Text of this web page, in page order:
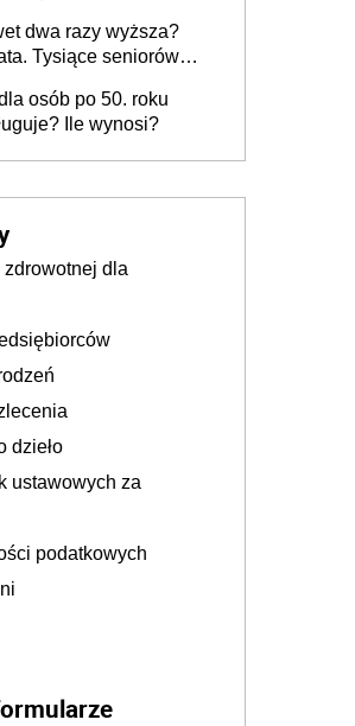
dwa razy wyższa?
Tysiące seniorów
osób po 50. roku
Ile wynosi?
zdrowotnej dla
dzieło
ustawowych za
podatkowych